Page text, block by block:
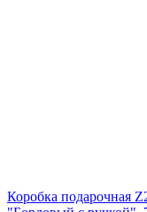
Коробка подарочная